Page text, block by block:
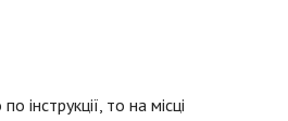
інструкції, то на місці